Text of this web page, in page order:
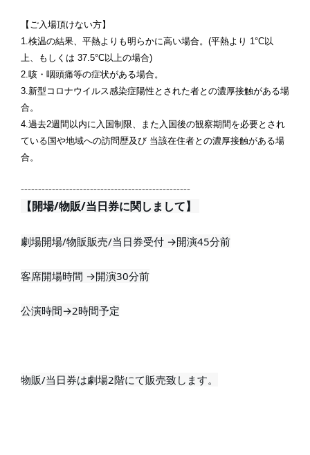
【ご入場頂けない方】
1.検温の結果、平熱よりも明らかに高い場合。(平熱より 1°C以
上、もしくは 37.5°C以上の場合)
2.咳・咽頭痛等の症状がある場合。
3.新型コロナウイルス感染症陽性とされた者との濃厚接触がある場
合。
4.過去2週間以内に入国制限、また入国後の観察期間を必要とされ
ている国や地域への訪問歴及び 当該在住者との濃厚接触がある場
合。
-------------------------------------------------
【開場/物販/当日券に関しまして】
劇場開場/物販販売/当日券受付 →開演45分前
客席開場時間 →開演30分前
公演時間→2時間予定
物販/当日券は劇場2階にて販売致します。